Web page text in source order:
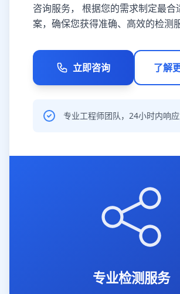
咨询服务， 根据您的需求制定最合
案，确保您获得准确、高效的检测
立即咨询 了解
专业工程师团队，24小时内响
专业检测服务